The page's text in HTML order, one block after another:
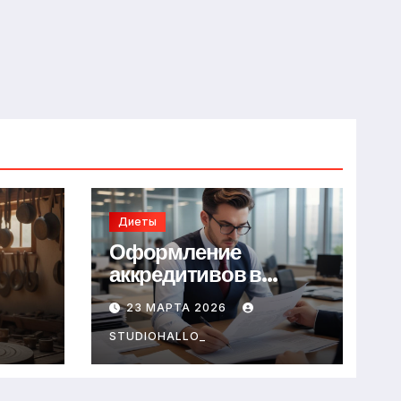
Диеты
Оформление
аккредитивов в
международной
торговле
23 МАРТА 2026
STUDIOHALLO_